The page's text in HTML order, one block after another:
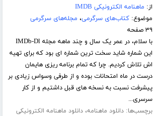
از: ماهنامه الکترونیکی IMDB
موضوع:کتاب‌های سرگرمی، مجله‌های سرگرمی
۳۹ صفحه
با سلام، در عمر یک سال و چند ماهه مجله IMDb-Dl
این شماره شاید سخت ترین شماره ای بود که برای تهیه
اش تلاش کردیم. چرا که تمام برنامه ریزی هایمان
درست در ماه امتحانات بوده و از طرفی وسواس زیادی بر
پیشرفت نسبت به نسخه های قبل داشتیم و از کار
سرسری...
برچسب‌ها:دانلود ماهنامه،دانلود ماهنامه الکترونیکی